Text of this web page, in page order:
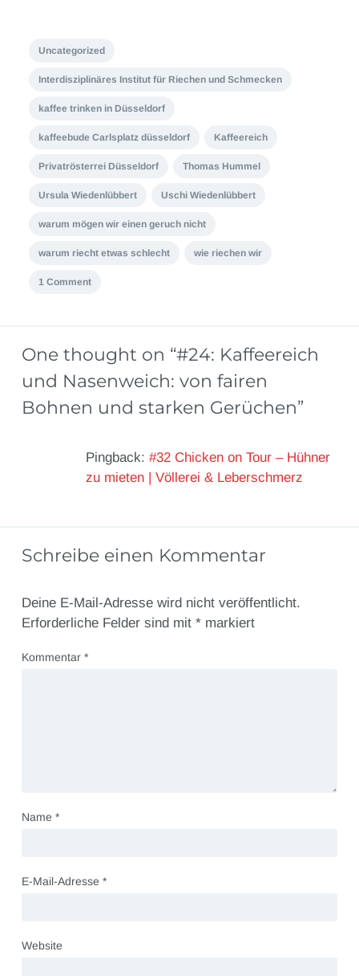
Uncategorized
Interdisziplinäres Institut für Riechen und Schmecken
kaffee trinken in Düsseldorf
kaffeebude Carlsplatz düsseldorf Kaffeereich
Privatrösterrei Düsseldorf Thomas Hummel
Ursula Wiedenlübbert Uschi Wiedenlübbert
warum mögen wir einen geruch nicht
warum riecht etwas schlecht wie riechen wir
1 Comment
One thought on “#24: Kaffeereich
und Nasenweich: von fairen
Bohnen und starken Gerüchen”
Pingback: #32 Chicken on Tour – Hühner
zu mieten | Völlerei & Leberschmerz
Schreibe einen Kommentar
Deine E-Mail-Adresse wird nicht veröffentlicht.
Erforderliche Felder sind mit *markiert
Kommentar *
Name *
E-Mail-Adresse *
Website